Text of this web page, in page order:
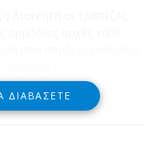
περιουσιακού οφέλους».
ΔΙΑΒΆΣΕΤΕ